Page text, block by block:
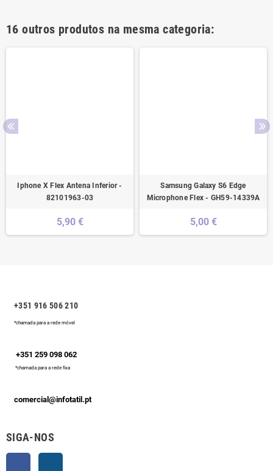
16 outros produtos na mesma categoria:
Iphone X Flex Antena Inferior -
82101963-03
5,90 €
Samsung Galaxy S6 Edge
Microphone Flex - GH59-14339A
5,00 €
+351 916 506 210
*chamada para a rede móvel
+351 259 098 062
*chamada para a rede fixa
comercial@infotatil.pt
SIGA-NOS